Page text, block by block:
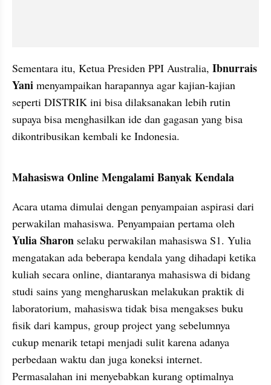
Sementara itu, Ketua Presiden PPI Australia, Ibnurrais
Yani menyampaikan harapannya agar kajian-kajian
seperti DISTRIK ini bisa dilaksanakan lebih rutin
supaya bisa menghasilkan ide dan gagasan yang bisa
dikontribusikan kembali ke Indonesia.
Mahasiswa Online Mengalami Banyak Kendala
Acara utama dimulai dengan penyampaian aspirasi dari
Yulia Sharon selaku perwakilan mahasiswa S1. Yulia
mengatakan ada beberapa kendala yang dihadapi ketika
kuliah secara online, diantaranya mahasiswa di bidang
studi sains yang mengharuskan melakukan praktik di
laboratorium, mahasiswa tidak bisa mengakses buku
fisik dari kampus, group project yang sebelumnya
cukup menarik tetapi menjadi sulit karena adanya
perbedaan waktu dan juga koneksi internet.
Permasalahan ini menyebabkan kurang optimalnya